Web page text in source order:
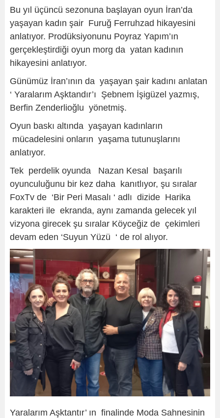
Bu yıl üçüncü sezonuna başlayan oyun İran’da
yaşayan kadın şair Furuğ Ferruhzad hikayesini
anlatıyor. Prodüksiyonunu Poyraz Yapım’ın
gerçekleştirdiği oyun morg da yatan kadının
hikayesini anlatıyor.
Günümüz İran’ının da yaşayan şair kadını anlatan
‘ Yaralarım Aşktandır’ı Şebnem İşigüzel yazmış,
Berfin Zenderlioğlu yönetmiş.
Oyun baskı altında yaşayan kadınların
mücadelesini onların yaşama tutunuşlarını
anlatıyor.
Tek perdelik oyunda Nazan Kesal başarılı
oyunculuğunu bir kez daha kanıtlıyor, şu sıralar
FoxTv de ‘Bir Peri Masalı ‘ adlı dizide Harika
karakteri ile ekranda, aynı zamanda gelecek yıl
vizyona girecek şu sıralar Köyceğiz de çekimleri
devam eden ‘Suyun Yüzü ‘ de rol alıyor.
Yaralarım Aşktantır’ ın finalinde Moda Sahnesinin